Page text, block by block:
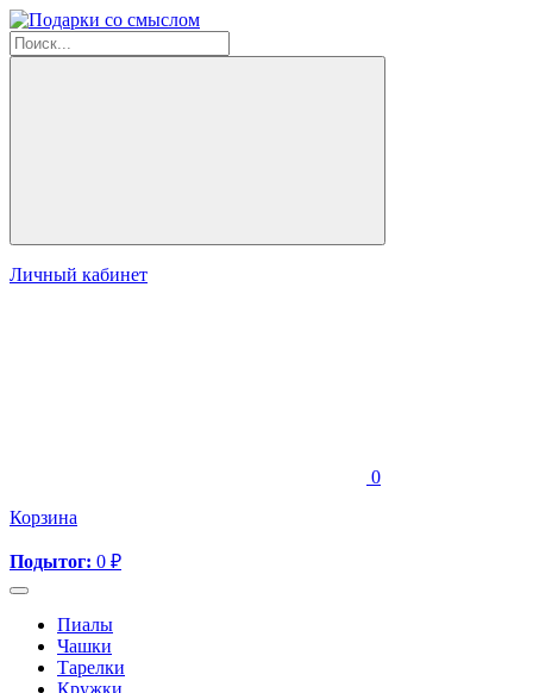
Личный кабинет
0
Корзина
Подытог: 0 ₽
Пиалы
Чашки
Тарелки
Кружки